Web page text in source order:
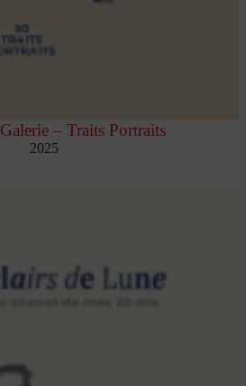
– Traits Portraits
2025